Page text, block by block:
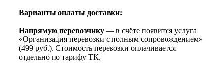
Варианты оплаты доставки:
Напрямую перевозчику — в счёте появится услуга
«Организация перевозки с полным сопровождением»
(499 руб.). Стоимость перевозки оплачивается
отдельно по тарифу ТК.